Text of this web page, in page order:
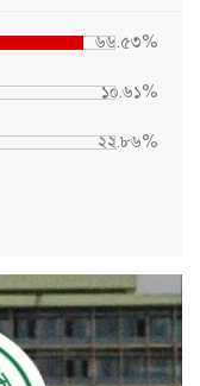
৬৬.৫৩%
১০.৬১%
২২.৮৬%